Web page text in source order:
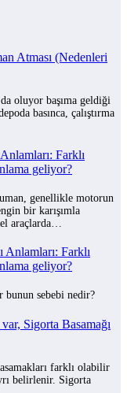
Atması (Nedenleri
oluyor başıma geldiği
basınca, çalıştırma
Farklı
geliyor?
genellikle motorun
bir karışımla
araçlarda…
Anlamları: Farklı
geliyor?
bunun sebebi nedir?
Sigorta Basamağı
farklı olabilir
belirlenir. Sigorta